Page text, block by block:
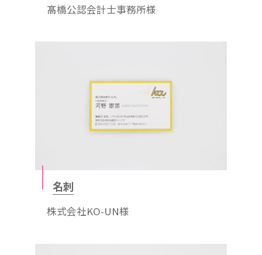
髙橋公認会計士事務所様
名刺
株式会社KO-UN様